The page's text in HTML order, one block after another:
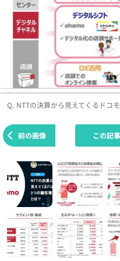
Q. NTTの決算から見えてくるドコ
前の画像 この記